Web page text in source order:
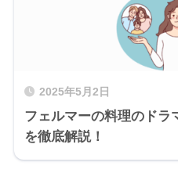
2025年5月2日
フェルマーの料理のドラ
を徹底解説！